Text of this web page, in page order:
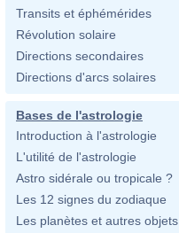
Transits et éphémérides
Révolution solaire
Directions secondaires
Directions d'arcs solaires
Bases de l'astrologie
Introduction à l'astrologie
L'utilité de l'astrologie
Astro sidérale ou tropicale ?
Les 12 signes du zodiaque
Les planètes et autres objets